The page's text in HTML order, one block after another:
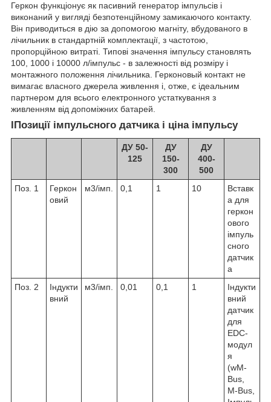
Геркон функціонує як пасивний генератор імпульсів і
виконаний у вигляді безпотенційному замикаючого контакту.
Він приводиться в дію за допомогою магніту, вбудованого в
лічильник в стандартній комплектації, з частотою,
пропорційною витраті. Типові значення імпульсу становлять
100, 1000 і 10000 л/імпульс - в залежності від розміру і
монтажного положення лічильника. Герконовый контакт не
вимагає власного джерела живлення і, отже, є ідеальним
партнером для всього електронного устаткування з
живленням від допоміжних батарей.
ІПозиції імпульсного датчика і ціна імпульсу
ДУ 50-
125
ДУ
150-
300
ДУ
400-
500
Поз. 1
Геркон
овий
м3/імп. 0,1 1 10
Вставк
а для
геркон
ового
імпуль
сного
датчик
а
Поз. 2
Індукти
вний
м3/імп. 0,01 0,1 1
Індукти
вний
датчик
для
EDC-
модул
я
(wM-
Bus,
M-Bus,